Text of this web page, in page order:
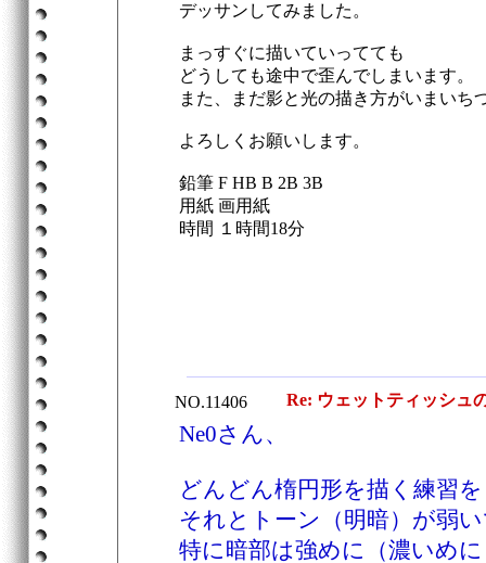
デッサンしてみました。
まっすぐに描いていってても
どうしても途中で歪んでしまいます。
また、まだ影と光の描き方がいまいち
よろしくお願いします。
鉛筆 F HB B 2B 3B
用紙 画用紙
時間 １時間18分
NO.11406 Re: ウェットティッシュ
Ne0さん、
どんどん楕円形を描く練習
それとトーン（明暗）が弱
特に暗部は強めに（濃いめ